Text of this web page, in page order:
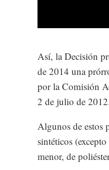
Así, la Decisión
de 2014 una
por la Comisión
2 de julio de
Algunos de estos
sintéticos
menor, de